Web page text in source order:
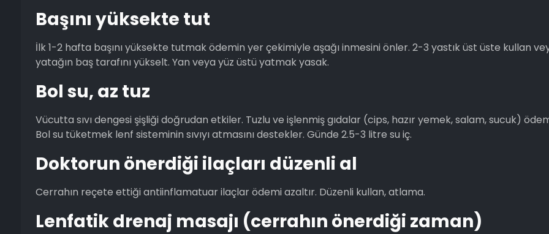
Başını yüksekte tut
İlk 1-2 hafta başını yüksekte tutmak ödemin yer çekimiyle aşağı inmesini önler. 2-3 yastık üst üste kullan
yatağın baş tarafını yükselt. Yan veya yüz üstü yatmak yasak.
Bol su, az tuz
Vücutta sıvı dengesi şişliği doğrudan etkiler. Tuzlu ve işlenmiş gıdalar (cips, hazır yemek, salam, sucuk)
Bol su tüketmek lenf sisteminin sıvıyı atmasını destekler. Günde 2.5-3 litre su iç.
Doktorun önerdiği ilaçları düzenli al
Cerrahın reçete ettiği antiinflamatuar ilaçlar ödemi azaltır. Düzenli kullan, atlama.
Lenfatik drenaj masajı (cerrahın önerdiği zaman)